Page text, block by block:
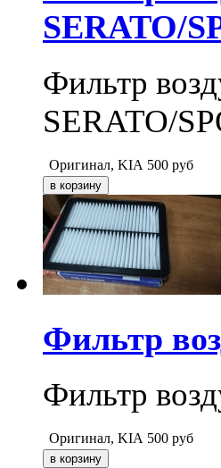
SERATO/
Фильтр
SERATO/
Оригинал, KIA 500 руб
Фильтр
Фильтр
Оригинал, KIA 500 руб